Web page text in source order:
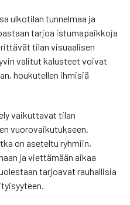
ulkotilan tunnelmaa ja
tarjoa istumapaikkoja
tilan visuaalisen
valitut kalusteet voivat
houkutellen ihmisiä
vaikuttavat tilan
vuorovaikutukseen.
on aseteltu ryhmiin,
ja viettämään aikaa
tarjoavat rauhallisia